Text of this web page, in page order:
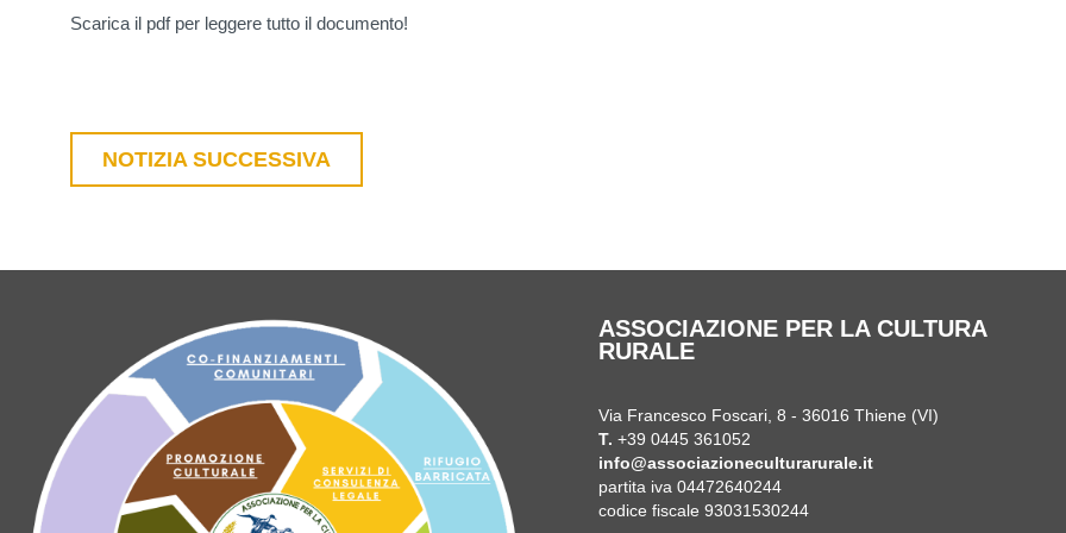
Scarica il pdf per leggere tutto il documento!
NOTIZIA SUCCESSIVA
ASSOCIAZIONE PER LA CULTURA
RURALE
Via Francesco Foscari, 8 - 36016 Thiene (VI)
T. +39 0445 361052
info@associazioneculturarurale.it
partita iva 04472640244
codice fiscale 93031530244